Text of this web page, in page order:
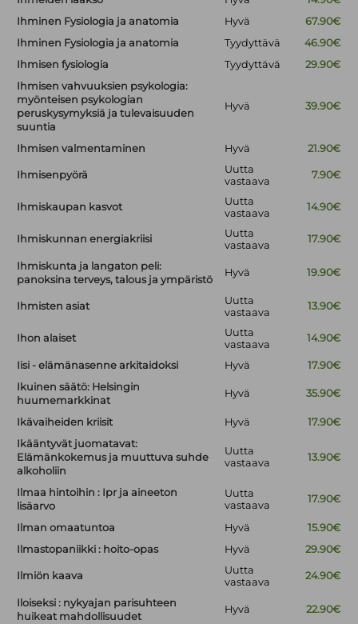
Ihminen Fysiologia ja anatomia
Hyvä
67.90€
Ihminen Fysiologia ja anatomia
Tyydyttävä
46.90€
Ihmisen fysiologia
Tyydyttävä
29.90€
Ihmisen vahvuuksien psykologia:
myönteisen psykologian
peruskysymyksiä ja tulevaisuuden
suuntia
Hyvä 39.90€
Ihmisen valmentaminen Hyvä 21.90€
Ihmisenpyörä
Uutta
vastaava
7.90€
Ihmiskaupan kasvot
Uutta
vastaava
14.90€
Ihmiskunnan energiakriisi
Uutta
vastaava
17.90€
Ihmiskunta ja langaton peli:
panoksina terveys, talous ja ympäristö
Hyvä 19.90€
Ihmisten asiat
Uutta
vastaava
13.90€
Ihon alaiset
Uutta
vastaava
14.90€
Iisi - elämänasenne arkitaidoksi Hyvä
17.90€
Ikuinen säätö: Helsingin
huumemarkkinat
Hyvä 35.90€
Ikävaiheiden kriisit Hyvä
17.90€
Ikääntyvät juomatavat:
Elämänkokemus ja muuttuva suhde
alkoholiin
Uutta
vastaava
13.90€
Ilmaa hintoihin : Ipr ja aineeton
lisäarvo
Uutta
vastaava
17.90€
Ilman omaatuntoa Hyvä
15.90€
Ilmastopaniikki : hoito-opas
Hyvä 29.90€
Ilmiön kaava
Uutta
vastaava
24.90€
Iloiseksi : nykyajan parisuhteen
huikeat mahdollisuudet
Hyvä 22.90€